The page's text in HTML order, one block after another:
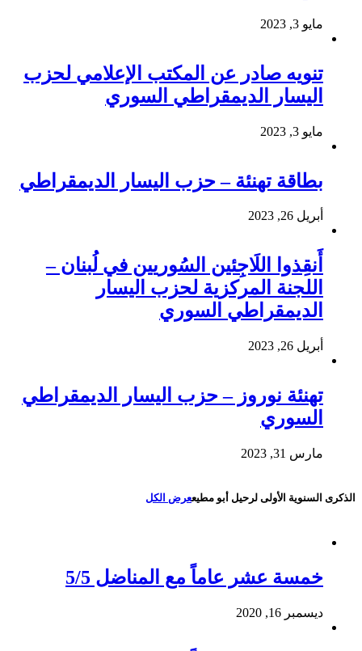
مايو 3, 2023
تنويه صادر عن المكتب الإعلامي لحزب
اليسار الديمقراطي السوري
مايو 3, 2023
بطاقة تهنئة – حزب اليسار الديمقراطي
أبريل 26, 2023
أَنقِذوا اللَاجِئين السُوريين في لُبنان –
اللجنة المركزية لحزب اليسار
الديمقراطي السوري
أبريل 26, 2023
تهنئة نوروز – حزب اليسار الديمقراطي
السوري
مارس 31, 2023
الذكرى السنوية الأولى لرحيل أبو مطيععرض الكل
خمسة عشر عاماً مع المناضل 5/5
ديسمبر 16, 2020